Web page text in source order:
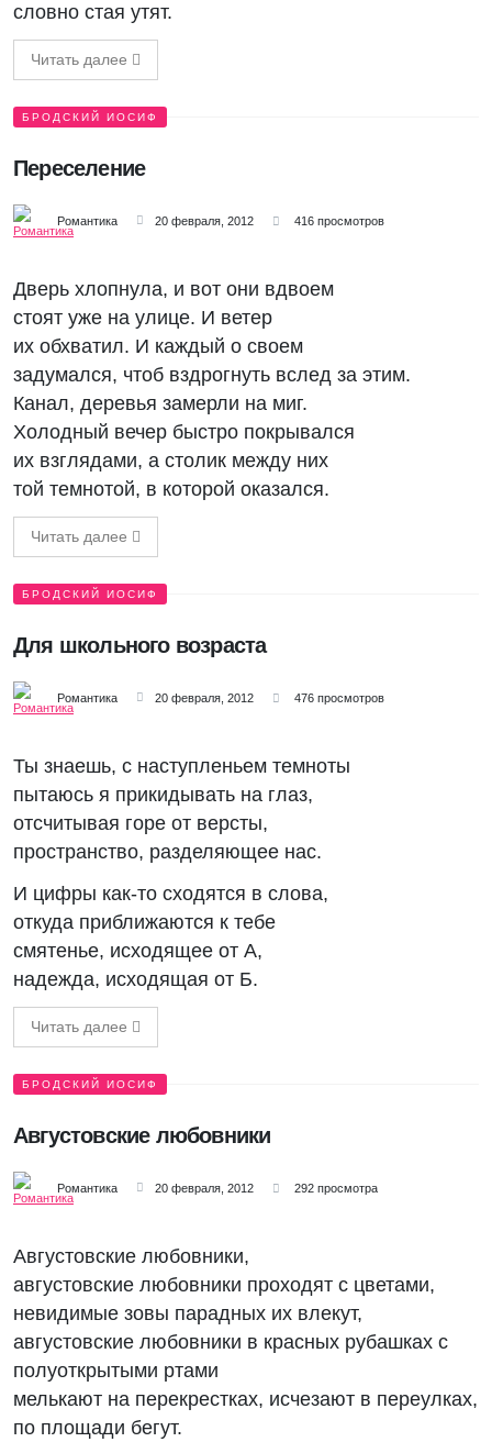
словно стая утят.
Читать далее
БРОДСКИЙ ИОСИФ
Переселение
Романтика 20 февраля, 2012 416 просмотров
Дверь хлопнула, и вот они вдвоем
стоят уже на улице. И ветер
их обхватил. И каждый о своем
задумался, чтоб вздрогнуть вслед за этим.
Канал, деревья замерли на миг.
Холодный вечер быстро покрывался
их взглядами, а столик между них
той темнотой, в которой оказался.
Читать далее
БРОДСКИЙ ИОСИФ
Для школьного возраста
Романтика 20 февраля, 2012 476 просмотров
Ты знаешь, с наступленьем темноты
пытаюсь я прикидывать на глаз,
отсчитывая горе от версты,
пространство, разделяющее нас.
И цифры как-то сходятся в слова,
откуда приближаются к тебе
смятенье, исходящее от А,
надежда, исходящая от Б.
Читать далее
БРОДСКИЙ ИОСИФ
Августовские любовники
Романтика 20 февраля, 2012 292 просмотра
Августовские любовники,
августовские любовники проходят с цветами,
невидимые зовы парадных их влекут,
августовские любовники в красных рубашках с
полуоткрытыми ртами
мелькают на перекрестках, исчезают в переулках,
по площади бегут.